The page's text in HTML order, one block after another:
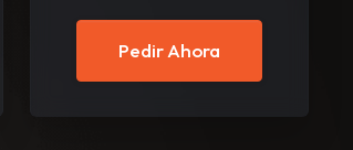
Pedir Ahora